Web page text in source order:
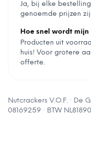
Ja, bij elke
genoemde prijzen
Hoe snel wordt
Producten uit
huis! Voor grotere
offerte.
Nutcrackers V.O.F. · De
08169259 · BTW